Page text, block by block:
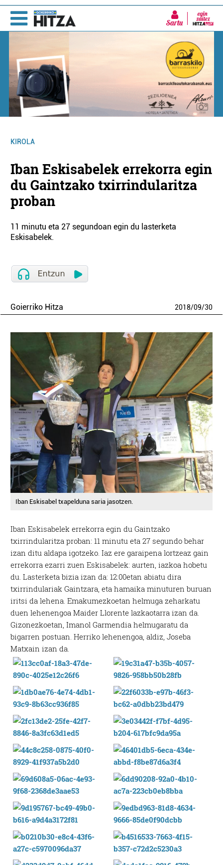
Sartu
KIROLA
Iban Eskisabelek errekorra egin
du Gaintzako txirrindularitza
proban
11 minutu eta 27 segundoan egin du lasterketa
Eskisabelek.
Goierriko Hitza 2018/09/30
Iban Eskisabel txapelduna saria jasotzen.
Iban Eskisabelek errekorra egin du Gaintzako
txirrindularitza proban: 11 minutu eta 27 segundo behar
izan ditu aldapa igotzeko. Iaz ere garaipena lortzeaz gain
errekorra ezarri zuen Eskisabelek: aurten, iazkoa hobetu
du. Lasterketa bizia izan da: 12:00etan abiatu dira
txirrindulariak Gaintzara, eta hamaika minuturen buruan
iritsi da lehena. Emakumezkoetan helmuga zeharkatu
duen lehenengoa Maider Llorente lazkaotarra izan da.
Gizonezkoetan, Imanol Garmendia helmugaratu da
bigarren postuan. Herriko lehenengoa, aldiz, Joseba
Matxain izan da.